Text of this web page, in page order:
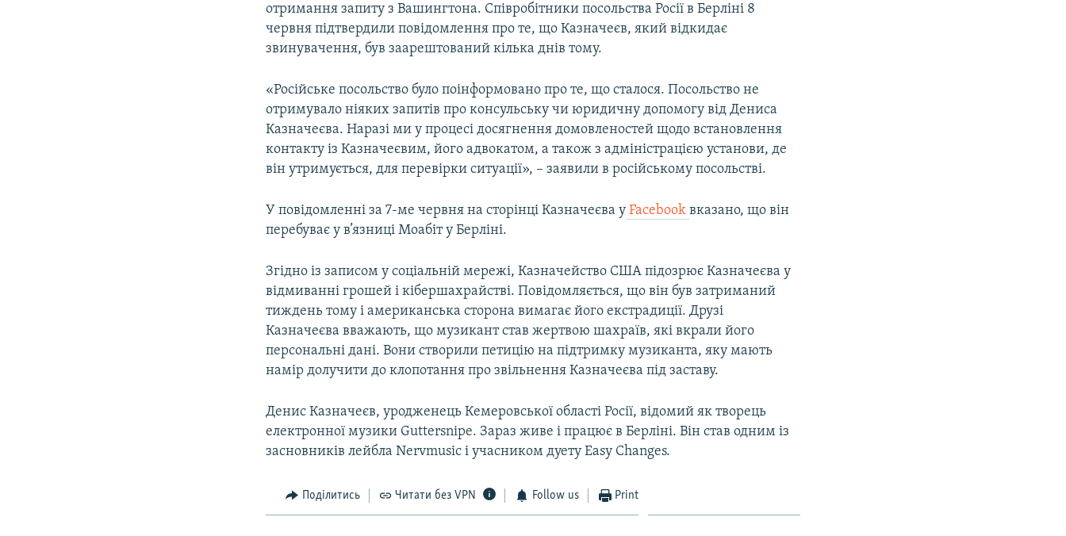
отримання запиту з Вашингтона. Співробітники посольства Росії в Берліні 8
червня підтвердили повідомлення про те, що Казначеєв, який відкидає
звинувачення, був заарештований кілька днів тому.
«Російське посольство було поінформовано про те, що сталося. Посольство не
отримувало ніяких запитів про консульську чи юридичну допомогу від Дениса
Казначеєва. Наразі ми у процесі досягнення домовленостей щодо встановлення
контакту із Казначеєвим, його адвокатом, а також з адміністрацією установи, де
він утримується, для перевірки ситуації», – заявили в російському посольстві.
У повідомленні за 7-ме червня на сторінці Казначеєва у Facebookвказано, що він
перебуває у в’язниці Моабіт у Берліні.
Згідно із записом у соціальній мережі, Казначейство США підозрює Казначеєва у
відмиванні грошей і кібершахрайстві. Повідомляється, що він був затриманий
тиждень тому і американська сторона вимагає його екстрадиції. Друзі
Казначеєва вважають, що музикант став жертвою шахраїв, які вкрали його
персональні дані. Вони створили петицію на підтримку музиканта, яку мають
намір долучити до клопотання про звільнення Казначеєва під заставу.
Денис Казначеєв, уродженець Кемеровської області Росії, відомий як творець
електронної музики Guttersnipe. Зараз живе і працює в Берліні. Він став одним із
засновників лейбла Nervmusic і учасником дуету Easy Changes.
Поділитись Читати без VPN Follow us Print